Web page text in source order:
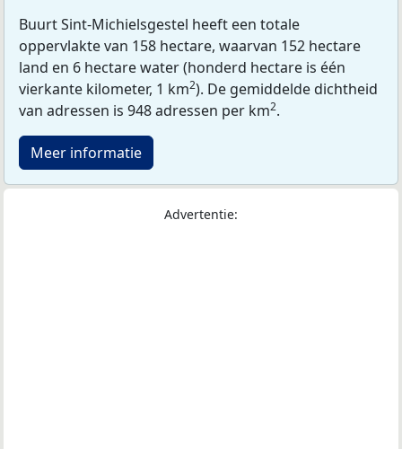
Buurt Sint-Michielsgestel heeft een totale
oppervlakte van 158 hectare, waarvan 152 hectare
land en 6 hectare water (honderd hectare is één
vierkante kilometer, 1 km2). De gemiddelde dichtheid
van adressen is 948 adressen per km2.
Meer informatie
Advertentie: